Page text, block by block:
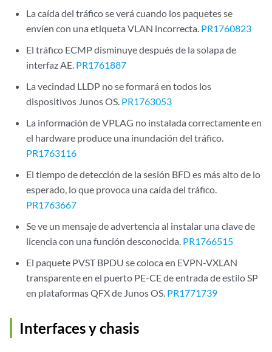
La caída del tráfico se verá cuando los paquetes se
envíen con una etiqueta VLAN incorrecta. PR1760823
El tráfico ECMP disminuye después de la solapa de
interfaz AE. PR1761887
La vecindad LLDP no se formará en todos los
dispositivos Junos OS. PR1763053
La información de VPLAG no instalada correctamente en
el hardware produce una inundación del tráfico.
PR1763116
El tiempo de detección de la sesión BFD es más alto de lo
esperado, lo que provoca una caída del tráfico.
PR1763667
Se ve un mensaje de advertencia al instalar una clave de
licencia con una función desconocida. PR1766515
El paquete PVST BPDU se coloca en EVPN-VXLAN
transparente en el puerto PE-CE de entrada de estilo SP
en plataformas QFX de Junos OS. PR1771739
Interfaces y chasis